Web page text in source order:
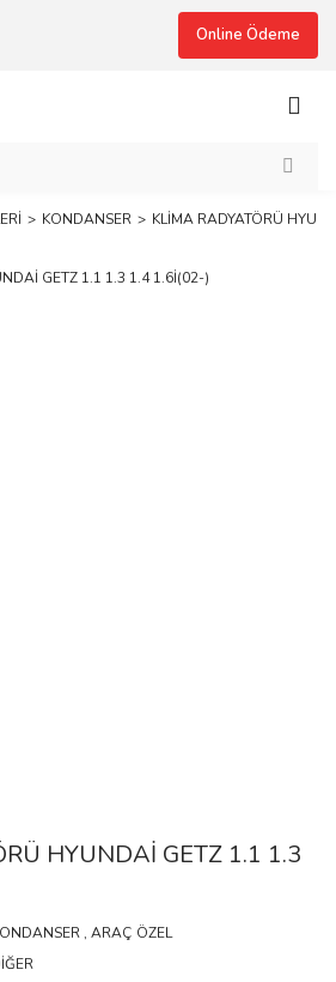
Online Ödeme
KONDANSER KLİMA RADYATÖRÜ
HYUNDAİ GETZ 1.1 1.3
,ARAÇ ÖZEL